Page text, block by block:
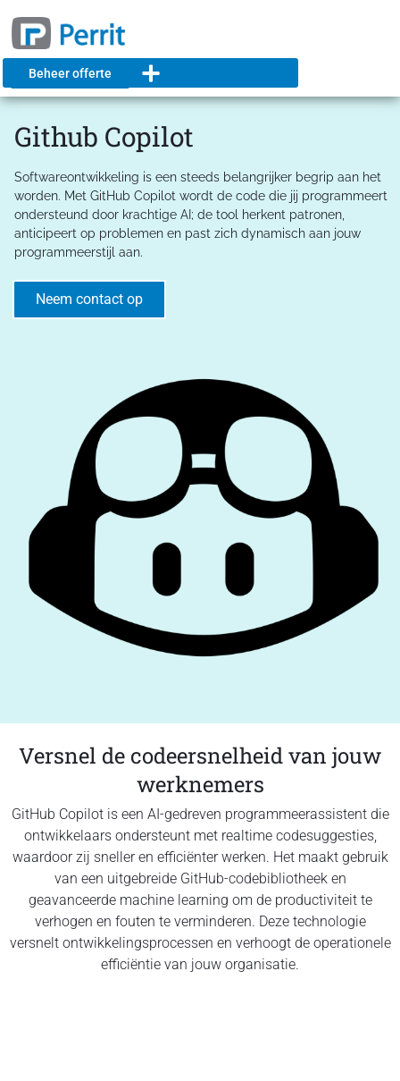
Beheer offerte
Github Copilot
Softwareontwikkeling is een steeds belangrijker begrip aan het
worden. Met GitHub Copilot wordt de code die jij programmeert
ondersteund door krachtige AI; de tool herkent patronen,
anticipeert op problemen en past zich dynamisch aan jouw
programmeerstijl aan.
Neem contact op
Versnel de codeersnelheid van jouw
werknemers
GitHub Copilot is een AI-gedreven programmeerassistent die
ontwikkelaars ondersteunt met realtime codesuggesties,
waardoor zij sneller en efficiënter werken. Het maakt gebruik
van een uitgebreide GitHub-codebibliotheek en
geavanceerde machine learning om de productiviteit te
verhogen en fouten te verminderen. Deze technologie
versnelt ontwikkelingsprocessen en verhoogt de operationele
efficiëntie van jouw organisatie.